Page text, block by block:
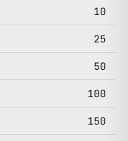
10
25
50
100
150